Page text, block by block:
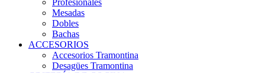
Profesionales
Mesadas
Dobles
Bachas
ACCESORIOS
Accesorios Tramontina
Desagües Tramontina